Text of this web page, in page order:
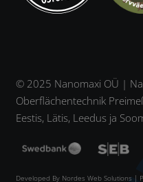
© 2025 Nanomaxi OÜ |
Oberflächentechnik
Eestis, Lätis, Leedus ja
Developed By Nordes Web Solutions|